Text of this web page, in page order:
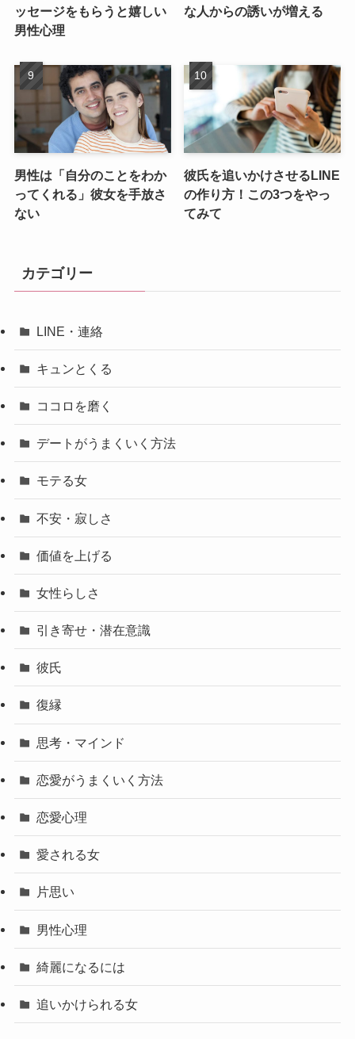
ッセージをもらうと嬉しい
男性心理
な人からの誘いが増える
男性は「自分のことをわか
ってくれる」彼女を手放さ
ない
彼氏を追いかけさせるLINE
の作り方！この3つをやっ
てみて
カテゴリー
LINE・連絡
キュンとくる
ココロを磨く
デートがうまくいく方法
モテる女
不安・寂しさ
価値を上げる
女性らしさ
引き寄せ・潜在意識
彼氏
復縁
思考・マインド
恋愛がうまくいく方法
恋愛心理
愛される女
片思い
男性心理
綺麗になるには
追いかけられる女